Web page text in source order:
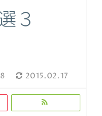
３
2015.02.17